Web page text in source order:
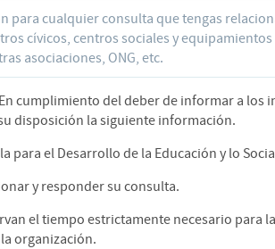
para cualquier consulta que tengas
cívicos, centros sociales y
asociaciones, ONG, etc.
En cumplimiento del deber de informar a los
disposición la siguiente información.
para el Desarrollo de la Educación y lo
y responder su consulta.
el tiempo estrictamente necesario para
organización.